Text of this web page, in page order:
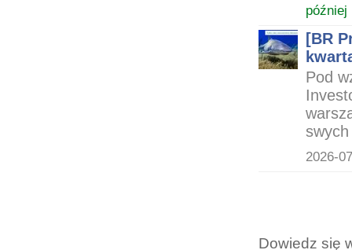
później
[BR
Pod
2026-
Dowiedz się